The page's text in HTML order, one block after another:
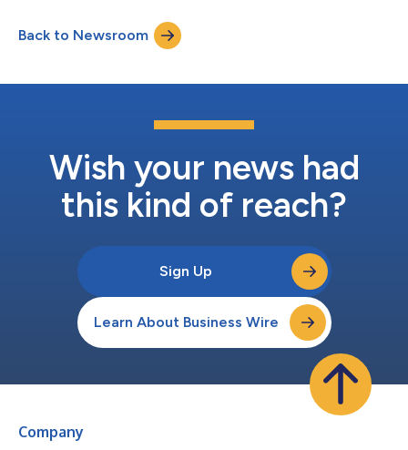
Sutton Bank actuará como patrocinador de BIN para los
clientes de Thredd que deseen lanzar y ampliar sus programas
Back to Newsroom
Wish your news had
this kind of reach?
Sign Up
Learn About Business Wire
Company